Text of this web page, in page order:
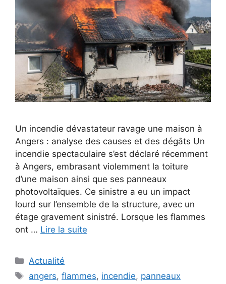
Un incendie dévastateur ravage une maison à
Angers : analyse des causes et des dégâts Un
incendie spectaculaire s’est déclaré récemment
à Angers, embrasant violemment la toiture
d’une maison ainsi que ses panneaux
photovoltaïques. Ce sinistre a eu un impact
lourd sur l’ensemble de la structure, avec un
étage gravement sinistré. Lorsque les flammes
ont … Lire la suite
Catégories
Actualité
Étiquettes
angers,flammes, incendie, panneaux